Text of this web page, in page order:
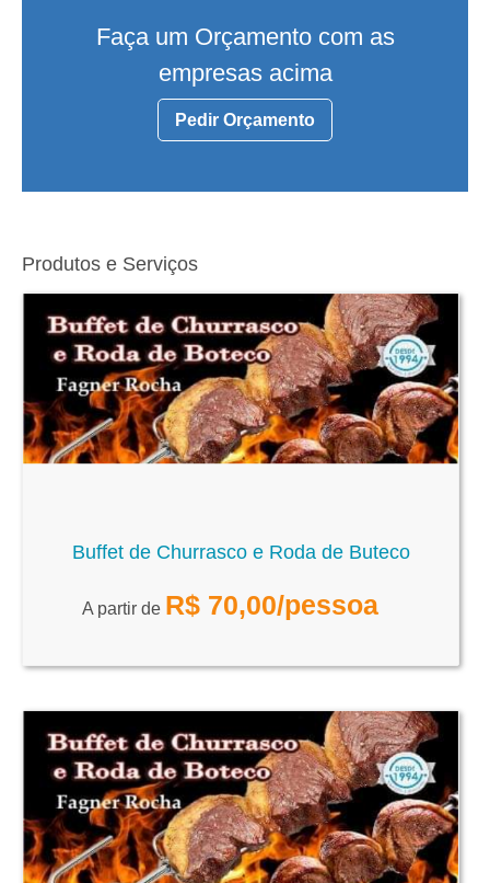
Faça um Orçamento com as
empresas acima
Pedir Orçamento
Produtos e Serviços
Buffet de Churrasco e Roda de Buteco
A partir de R$ 70,00/pessoa